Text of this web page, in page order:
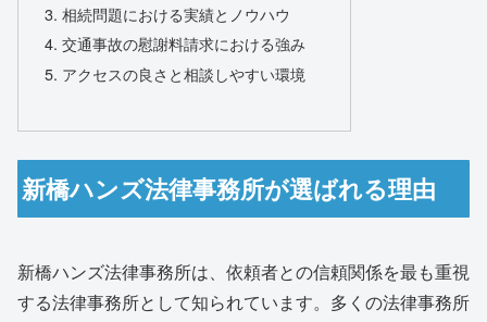
相続問題における実績とノウハウ
交通事故の慰謝料請求における強み
アクセスの良さと相談しやすい環境
新橋ハンズ法律事務所が選ばれる理由
新橋ハンズ法律事務所は、依頼者との信頼関係を最も重視
する法律事務所として知られています。多くの法律事務所